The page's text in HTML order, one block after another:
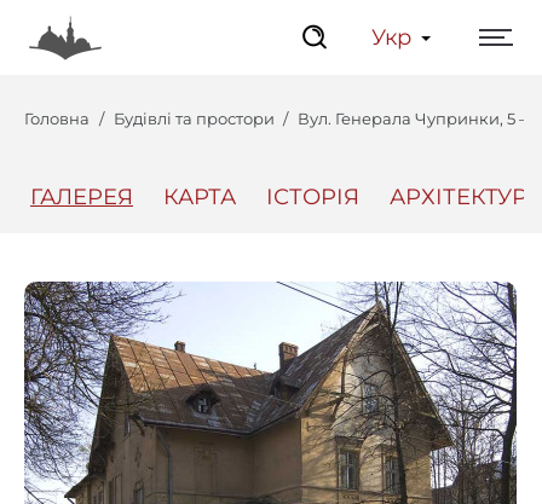
Укр
Головна Будівлі та простори Вул. Генерала Чупринки, 5 –
ГАЛЕРЕЯ КАРТА ІСТОРІЯ АРХІТЕКТУРА